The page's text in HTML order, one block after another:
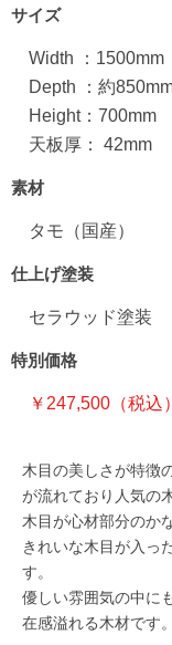
サイズ
Width ：1500mm
Depth ：約
Height：700mm
天板厚： 42mm
素材
タモ（国産）
仕上げ塗装
セラウッド塗装
特別価格
￥247,500（税込）
木目の美しさが特徴
が流れており人気の
木目が心材部分のか
きれいな木目が入っ
す。
優しい雰囲気の中に
在感溢れる木材です。